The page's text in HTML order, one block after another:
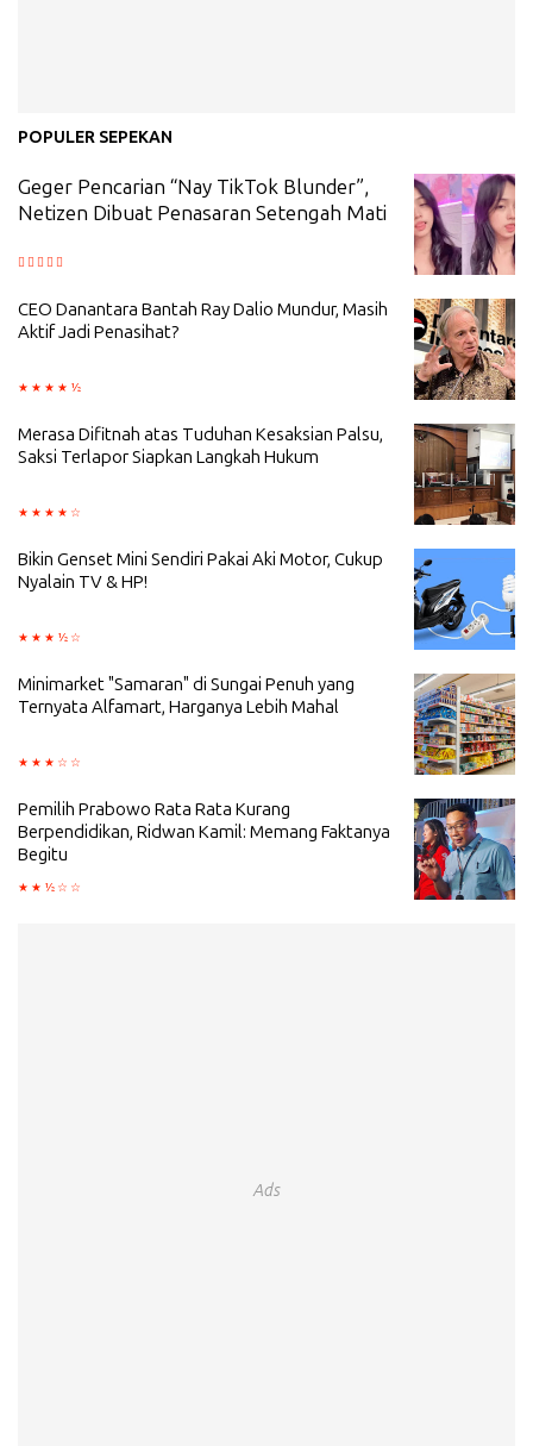
POPULER SEPEKAN
Geger Pencarian “Nay TikTok Blunder”,
Netizen Dibuat Penasaran Setengah Mati
CEO Danantara Bantah Ray Dalio Mundur, Masih
Aktif Jadi Penasihat?
Merasa Difitnah atas Tuduhan Kesaksian Palsu,
Saksi Terlapor Siapkan Langkah Hukum
Bikin Genset Mini Sendiri Pakai Aki Motor, Cukup
Nyalain TV & HP!
Minimarket "Samaran" di Sungai Penuh yang
Ternyata Alfamart, Harganya Lebih Mahal
Pemilih Prabowo Rata Rata Kurang
Berpendidikan, Ridwan Kamil: Memang Faktanya
Begitu
Ads